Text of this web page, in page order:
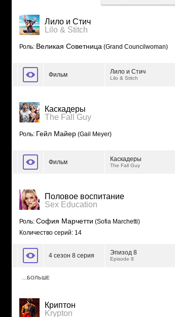
Лило и Стич
Lilo & Stitch
Роль: Великая Советница (Grand Councilwoman)
Фильм Лило и Стич
Lilo & Stitch
Каскадеры
The Fall Guy
Роль: Гейл Майер (Gail Meyer)
Фильм Каскадеры
The Fall Guy
Половое воспитание
Sex Education
Роль: София Марчетти (Sofia Marchetti)
Количество серий: 14
4 сезон 8 серия Эпизод 8
Episode 8
…БОЛЬШЕ
Криптон
Krypton